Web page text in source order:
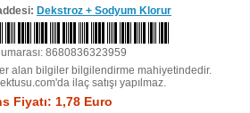
Dekstroz + Sodyum Klorur
8680836323959
alan bilgiler bilgilendirme mahiyetindedir.
ilaç satışı yapılmaz.
Fiyatı: 1,78 Euro